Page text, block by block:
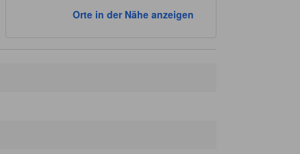
11,8 km
Orte in der Nähe anzeigen